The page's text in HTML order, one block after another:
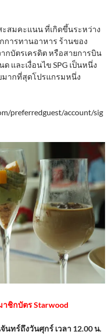
ะสมคะแนน ที่เกิดขึ้นระหว่าง
การทานอาหาร ร้านของ
กบัตรเครดิต หรือสายการบิน
และเงื่อนไข SPG เป็นหนึ่ง
มากที่สุดโปรแกรมหนึ่ง
preferredguest/account/sig
าชิกบัตร Starwood
ทร์ถึงวันศุกร์ เวลา 12.00 น.